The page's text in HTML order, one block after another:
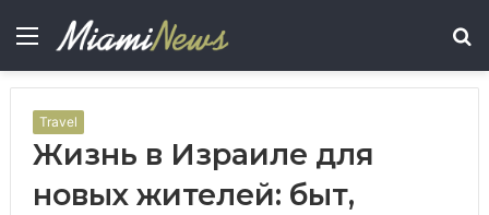
Menu
Travel
Жизнь в Израиле для
новых жителей: быт,